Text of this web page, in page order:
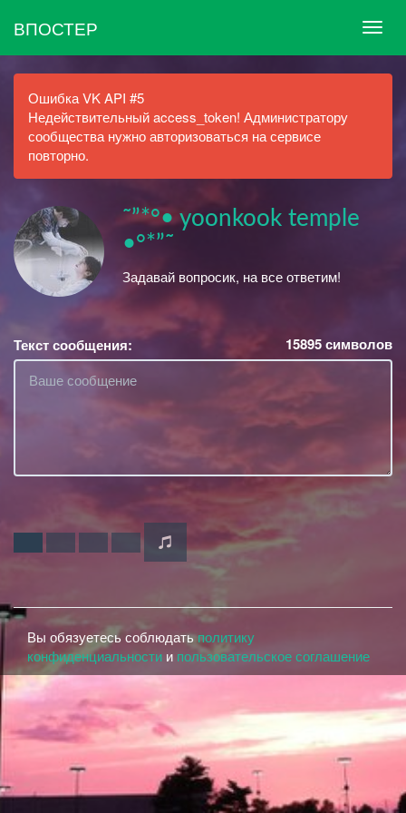
ВПОСТЕР
Ошибка VK API #5
Недействительный access_token! Администратору
сообщества нужно авторизоваться на сервисе
повторно.
˜”*°• yoonkook temple
•°*”˜
Задавай вопросик, на все ответим!
Текст сообщения: 15895символов
Вы обязуетесь соблюдатьполитику
конфиденциальности и пользовательское соглашение